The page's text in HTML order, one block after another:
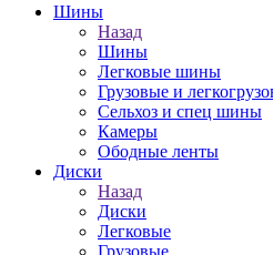
Шины
Назад
Шины
Легковые шины
Грузовые и
Сельхоз и спец шины
Камеры
Ободные ленты
Диски
Назад
Диски
Легковые
Грузовые